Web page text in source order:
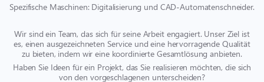
Spezifische Maschinen: Digitalisierung und CAD-Automatenschneider.
Wir sind ein Team, das sich für seine Arbeit engagiert. Unser Ziel ist
es, einen ausgezeichneten Service und eine hervorragende Qualität
zu bieten, indem wir eine koordinierte Gesamtlösung anbieten.
Haben Sie Ideen für ein Projekt, das Sie realisieren möchten, die sich
von den vorgeschlagenen unterscheiden?